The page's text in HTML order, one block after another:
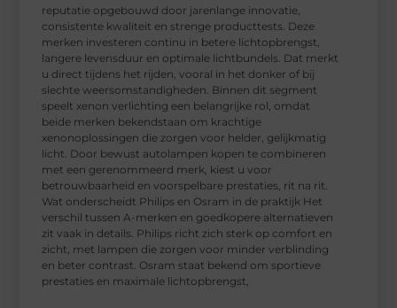
reputatie opgebouwd door jarenlange innovatie,
consistente kwaliteit en strenge producttests. Deze
merken investeren continu in betere lichtopbrengst,
langere levensduur en optimale lichtbundels. Dat merkt
u direct tijdens het rijden, vooral in het donker of bij
slechte weersomstandigheden. Binnen dit segment
speelt xenon verlichting een belangrijke rol, omdat
beide merken bekendstaan om krachtige
xenonoplossingen die zorgen voor helder, gelijkmatig
licht. Door bewust autolampen kopen te combineren
met een gerenommeerd merk, kiest u voor
betrouwbaarheid en voorspelbare prestaties, rit na rit.
Wat onderscheidt Philips en Osram in de praktijk Het
verschil tussen A-merken en goedkopere alternatieven
zit vaak in details. Philips richt zich sterk op comfort en
zicht, met lampen die zorgen voor minder verblinding
en beter contrast. Osram staat bekend om sportieve
prestaties en maximale lichtopbrengst,